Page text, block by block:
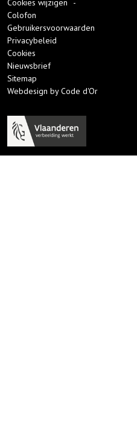
Cookies wijzigen
-
Colofon
Gebruikersvoorwaarden
Privacybeleid
Cookies
Nieuwsbrief
Sitemap
Webdesign by Code d'Or